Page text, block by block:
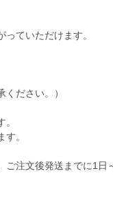
ていただけます。
ださい。）
。
ご注文後発送までに1日